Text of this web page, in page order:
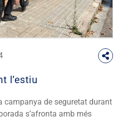
l’estiu
campanya de seguretat durant
s’afronta amb més